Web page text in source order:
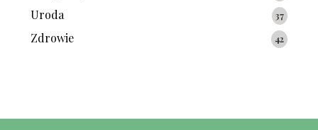
Uroda 37
Zdrowie 42